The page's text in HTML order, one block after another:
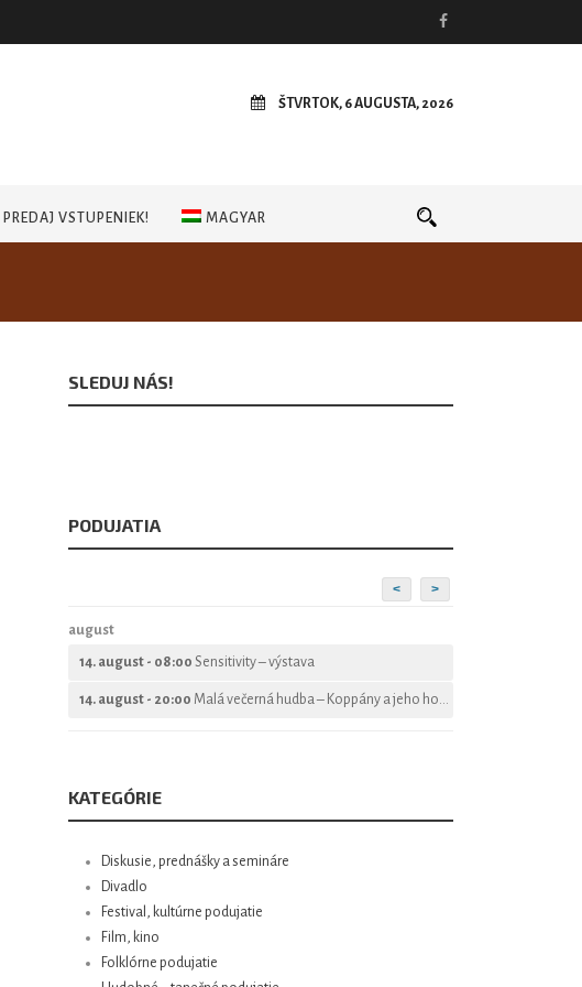
ŠTVRTOK, 6 AUGUSTA, 2026
PREDAJ VSTUPENIEK! MAGYAR
SLEDUJ NÁS!
PODUJATIA
< >
august
14. august - 08:00 Sensitivity – výstava
14. august - 20:00 Malá večerná hudba – Koppány a jeho hostia
KATEGÓRIE
Diskusie, prednášky a semináre
Divadlo
Festival, kultúrne podujatie
Film, kino
Folklórne podujatie